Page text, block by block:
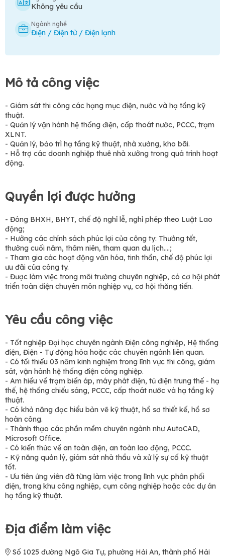
Không yêu cầu
Ngành nghề
Điện / Điện tử / Điện lạnh
Mô tả công việc
- Giám sát thi công các hạng mục điện, nước và hạ tầng kỹ
thuật.
- Quản lý vận hành hệ thống điện, cấp thoát nước, PCCC, trạm
XLNT.
- Quản lý, bảo trì hạ tầng kỹ thuật, nhà xưởng, kho bãi.
- Hỗ trợ các doanh nghiệp thuê nhà xưởng trong quá trình hoạt
động.
Quyền lợi được hưởng
- Đóng BHXH, BHYT, chế độ nghỉ lễ, nghỉ phép theo Luật Lao
động;
- Hưởng các chính sách phúc lợi của công ty: Thưởng tết,
thưởng cuối năm, thâm niên, tham quan du lịch….;
- Tham gia các hoạt động văn hóa, tinh thần, chế độ phúc lợi
ưu đãi của công ty.
- Được làm việc trong môi trường chuyên nghiệp, có cơ hội phát
triển toàn diện chuyên môn nghiệp vụ, cơ hội thăng tiến.
Yêu cầu công việc
- Tốt nghiệp Đại học chuyên ngành Điện công nghiệp, Hệ thống
điện, Điện - Tự động hóa hoặc các chuyên ngành liên quan.
- Có tối thiểu 03 năm kinh nghiệm trong lĩnh vực thi công, giám
sát, vận hành hệ thống điện công nghiệp.
- Am hiểu về trạm biến áp, máy phát điện, tủ điện trung thế - hạ
thế, hệ thống chiếu sáng, PCCC, cấp thoát nước và hạ tầng kỹ
thuật.
- Có khả năng đọc hiểu bản vẽ kỹ thuật, hồ sơ thiết kế, hồ sơ
hoàn công.
- Thành thạo các phần mềm chuyên ngành như AutoCAD,
Microsoft Office.
- Có kiến thức về an toàn điện, an toàn lao động, PCCC.
- Kỹ năng quản lý, giám sát nhà thầu và xử lý sự cố kỹ thuật
tốt.
- Ưu tiên ứng viên đã từng làm việc trong lĩnh vực phân phối
điện, trong khu công nghiệp, cụm công nghiệp hoặc các dự án
hạ tầng kỹ thuật.
Địa điểm làm việc
Số 1025 đường Ngô Gia Tự, phường Hải An, thành phố Hải